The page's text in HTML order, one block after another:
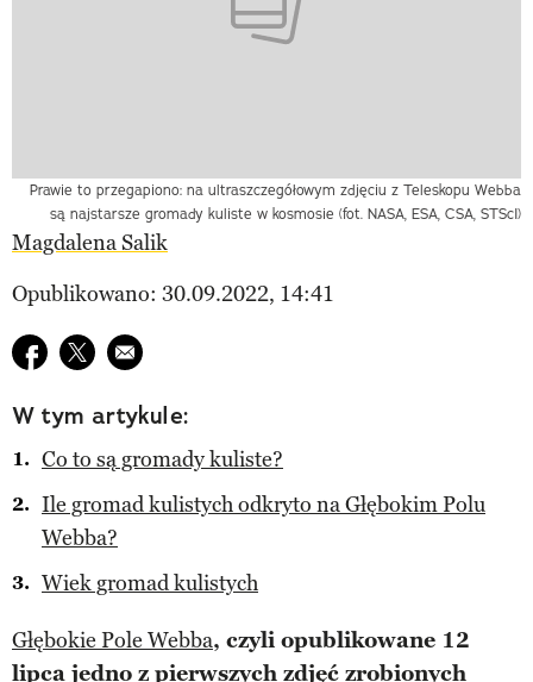
Prawie to przegapiono: na ultraszczegółowym zdjęciu z Teleskopu Webba
są najstarsze gromady kuliste w kosmosie (fot. NASA, ESA, CSA, STScI)
Magdalena Salik
Opublikowano: 30.09.2022, 14:41
Udostępnij na facebook
Udostępnij na twitter
E-mail do przyjaciela
W tym artykule:
Co to są gromady kuliste?
Ile gromad kulistych odkryto na Głębokim Polu
Webba?
Wiek gromad kulistych
Głębokie Pole Webba, czyli opublikowane 12
lipca jedno z pierwszych zdjęć zrobionych